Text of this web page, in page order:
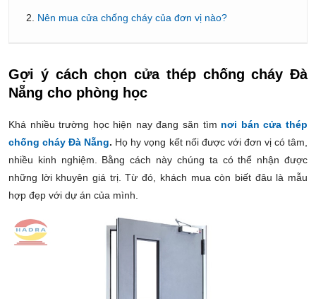
Nên mua cửa chống cháy của đơn vị nào?
Gợi ý cách chọn cửa thép chống cháy Đà
Nẵng cho phòng học
Khá nhiều trường học hiện nay đang săn tìm nơi bán cửa thép
chống cháy Đà Nẵng. Họ hy vọng kết nối được với đơn vị có tâm,
nhiều kinh nghiệm. Bằng cách này chúng ta có thể nhận được
những lời khuyên giá trị. Từ đó, khách mua còn biết đâu là mẫu
hợp đẹp với dự án của mình.